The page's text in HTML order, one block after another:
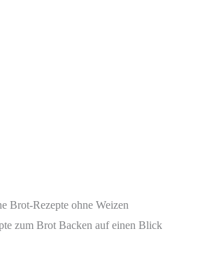
Brot-Rezepte ohne Weizen
zum Brot Backen auf einen Blick